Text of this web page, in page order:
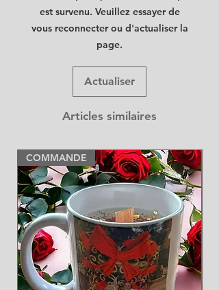
est survenu. Veuillez essayer de
vous reconnecter ou d'actualiser la
page.
Actualiser
Articles similaires
COMMANDE